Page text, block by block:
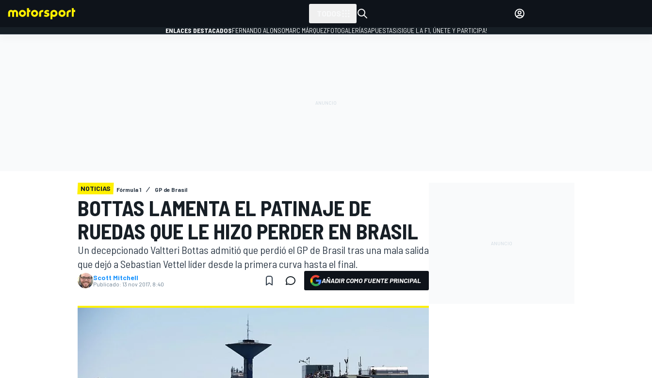
ENLACES DESTACADOSFERNANDO ALONSOMARC MÁRQUEZFOTOGALERÍASAPUESTAS¡SIGUE LA F1, ÚNETE Y PARTICIPA!
NOTICIAS Fórmula 1 GP de Brasil
BOTTAS LAMENTA EL PATINAJE DE
RUEDAS QUE LE HIZO PERDER EN BRASIL
Un decepcionado Valtteri Bottas admitió que perdió el GP de Brasil tras una mala salida
que dejó a Sebastian Vettel líder desde la primera curva hasta el final.
Scott Mitchell
Publicado: 13 nov 2017, 8:40 AÑADIR COMO FUENTE PRINCIPAL